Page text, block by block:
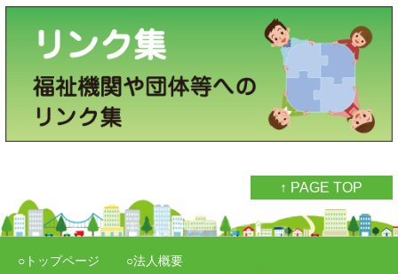
↑ PAGE TOP
○トップページ
○法人概要